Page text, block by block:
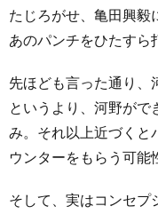
たじろがせ、亀田興毅
あのパンチをひたすら
先ほども言った通り、
というより、河野が
み。それ以上近づくと
ウンターをもらう可能
そして、実はコンセプ